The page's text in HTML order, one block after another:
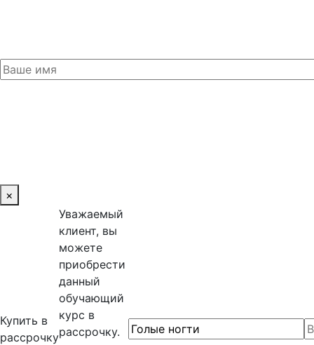
×
Купить в
рассрочку
Уважаемый
клиент, вы
можете
приобрести
данный
обучающий
курс в
рассрочку.